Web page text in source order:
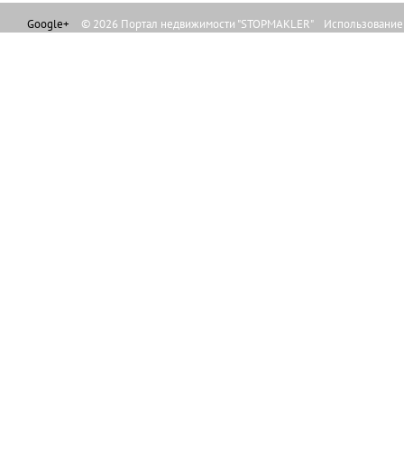
Google+ © 2026 Портал недвижимости "STOPMAKLER"